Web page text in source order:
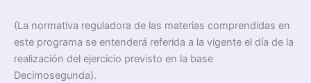
(La normativa reguladora de las materias comprendidas en
este programa se entenderá referida a la vigente el día de la
realización del ejercicio previsto en la base
Decimosegunda).